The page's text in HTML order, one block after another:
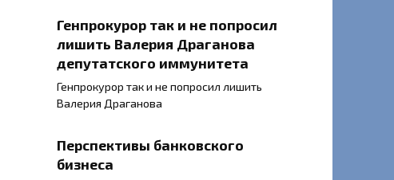
Генпрокурор так и не попросил
лишить Валерия Драганова
депутатского иммунитета
Генпрокурор так и не попросил лишить
Валерия Драганова
Перспективы банковского
бизнеса